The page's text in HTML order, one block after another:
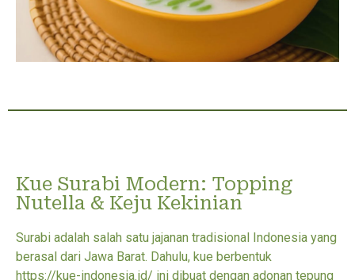
Kue Surabi Modern: Topping
Nutella & Keju Kekinian
Surabi adalah salah satu jajanan tradisional Indonesia yang
berasal dari Jawa Barat. Dahulu, kue berbentuk
https://kue-indonesia.id/ ini dibuat dengan adonan tepung